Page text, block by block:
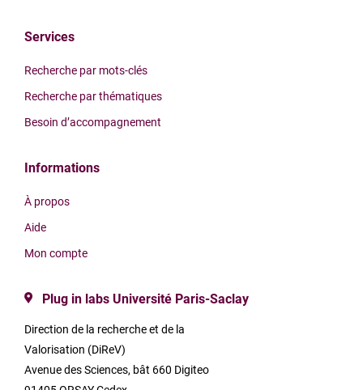
Services
Recherche par mots-clés
Recherche par thématiques
Besoin d’accompagnement
Informations
À propos
Aide
Mon compte
Plug in labs Université Paris-Saclay
Direction de la recherche et de la
Valorisation (DiReV)
Avenue des Sciences, bât 660 Digiteo